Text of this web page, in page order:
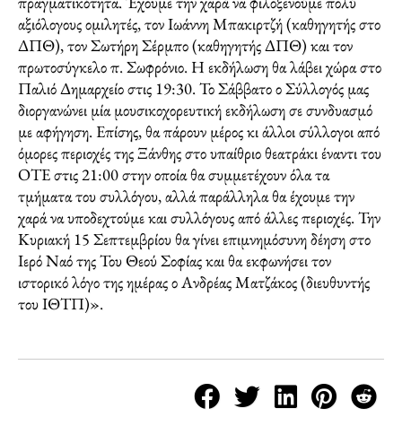
αξιόλογους ομιλητές, τον Ιωάννη Μπακιρτζή (καθηγητής στο
ΔΠΘ), τον Σωτήρη Σέρμπο (καθηγητής ΔΠΘ) και τον
πρωτοσύγκελο π. Σωφρόνιο. Η εκδήλωση θα λάβει χώρα στο
Παλιό Δημαρχείο στις 19:30. Το Σάββατο ο Σύλλογός μας
διοργανώνει μία μουσικοχορευτική εκδήλωση σε συνδυασμό
με αφήγηση. Επίσης, θα πάρουν μέρος κι άλλοι σύλλογοι από
όμορες περιοχές της Ξάνθης στο υπαίθριο θεατράκι έναντι του
ΟΤΕ στις 21:00 στην οποία θα συμμετέχουν όλα τα
τμήματα του συλλόγου, αλλά παράλληλα θα έχουμε την
χαρά να υποδεχτούμε και συλλόγους από άλλες περιοχές. Την
Κυριακή 15 Σεπτεμβρίου θα γίνει επιμνημόσυνη δέηση στο
Ιερό Ναό της Του Θεού Σοφίας και θα εκφωνήσει τον
ιστορικό λόγο της ημέρας ο Ανδρέας Ματζάκος (διευθυντής
του ΙΘΤΠ)».